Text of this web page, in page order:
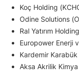
Koç Holding
Odine Solutions
Ral Yatırım
Europower Enerji
Kardemir
Aksa Akrilik